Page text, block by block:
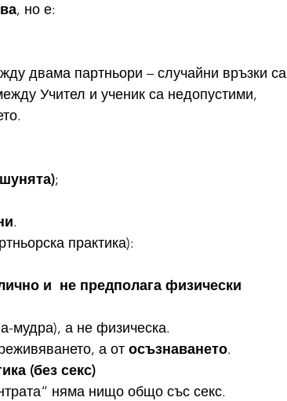
, но е:
двама партньори – случайни връзки са
Учител и ученик са недопустими,
;
.
практика):
и  не предполага физически
мудра), а не физическа.
а от осъзнаването.
(без секс)
няма нищо общо със секс.